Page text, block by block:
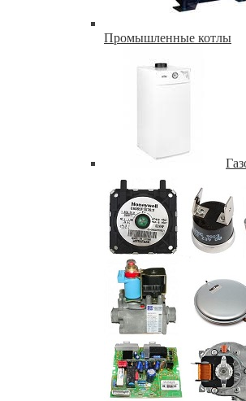
Промышленные котлы